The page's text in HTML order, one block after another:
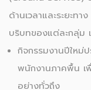
ด้านเวลาและระยะท
บริบทของแต่ละกลุ่ม
กิจกรรมงานปีใหม่
พนักงานภาคพื้น เ
อย่างทั่วถึง